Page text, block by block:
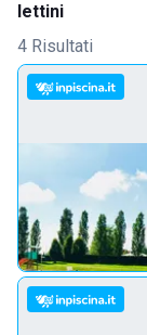
lettini
4 Risultati